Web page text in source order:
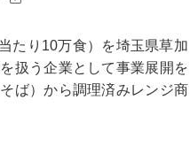
たり10万食）を埼玉県草加
扱う企業として事業展開を
ば）から調理済みレンジ商